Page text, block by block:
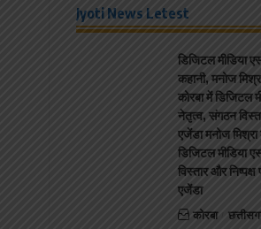
Jyoti News Letest
डिजिटल मीडिया
कहानी, मनोज
कोरबा में डिजिटल
नेतृत्व, संगठन
एजेंडा मनोज मिश्रा
डिजिटल मीडिया
विस्तार और निष्पक्ष
एजेंडा
कोरबा